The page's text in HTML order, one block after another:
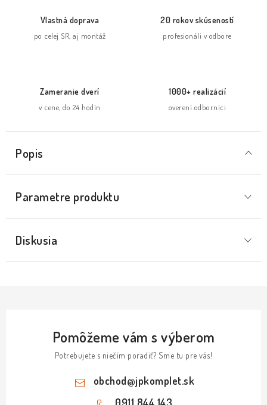
Vlastná doprava
po celej SR, aj montáž
20 rokov skúseností
profesionáli v odbore
Zameranie dverí
v cene, do 24 hodín
1000+ realizácií
overení odborníci
Popis
Parametre produktu
Diskusia
Pomôžeme vám s výberom
Potrebujete s niečím poradiť? Sme tu pre vás!
obchod@jpkomplet.sk